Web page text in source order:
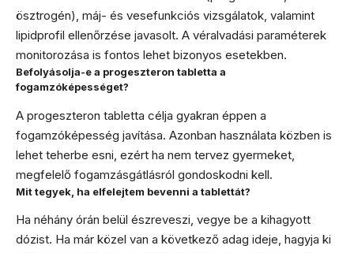
ösztrogén), máj- és vesefunkciós vizsgálatok, valamint
lipidprofil ellenőrzése javasolt. A véralvadási paraméterek
monitorozása is fontos lehet bizonyos esetekben.
Befolyásolja-e a progeszteron tabletta a
fogamzóképességet?
A progeszteron tabletta célja gyakran éppen a
fogamzóképesség javítása. Azonban használata közben is
lehet teherbe esni, ezért ha nem tervez gyermeket,
megfelelő fogamzásgátlásról gondoskodni kell.
Mit tegyek, ha elfelejtem bevenni a tablettát?
Ha néhány órán belül észreveszi, vegye be a kihagyott
dózist. Ha már közel van a következő adag ideje, hagyja ki